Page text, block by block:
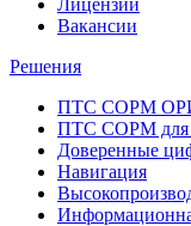
Вакансии
Решения
ПТС СОРМ
ПТС СОРМ для
Доверенные
Навигация